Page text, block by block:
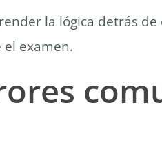
la lógica detrás
examen.